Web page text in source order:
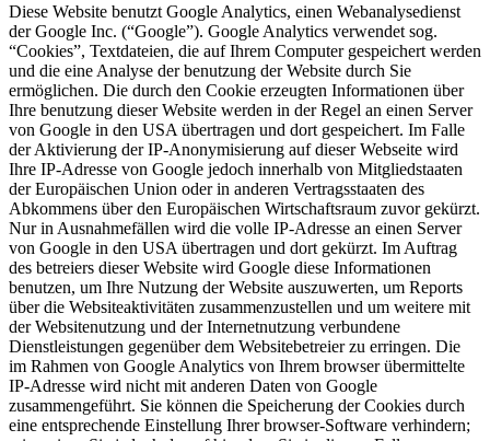
Diese Website benutzt Google Analytics, einen Webanalysedienst
der Google Inc. (“Google”). Google Analytics verwendet sog.
“Cookies”, Textdateien, die auf Ihrem Computer gespeichert werden
und die eine Analyse der benutzung der Website durch Sie
ermöglichen. Die durch den Cookie erzeugten Informationen über
Ihre benutzung dieser Website werden in der Regel an einen Server
von Google in den USA übertragen und dort gespeichert. Im Falle
der Aktivierung der IP-Anonymisierung auf dieser Webseite wird
Ihre IP-Adresse von Google jedoch innerhalb von Mitgliedstaaten
der Europäischen Union oder in anderen Vertragsstaaten des
Abkommens über den Europäischen Wirtschaftsraum zuvor gekürzt.
Nur in Ausnahmefällen wird die volle IP-Adresse an einen Server
von Google in den USA übertragen und dort gekürzt. Im Auftrag
des betreiers dieser Website wird Google diese Informationen
benutzen, um Ihre Nutzung der Website auszuwerten, um Reports
über die Websiteaktivitäten zusammenzustellen und um weitere mit
der Websitenutzung und der Internetnutzung verbundene
Dienstleistungen gegenüber dem Websitebetreier zu erringen. Die
im Rahmen von Google Analytics von Ihrem browser übermittelte
IP-Adresse wird nicht mit anderen Daten von Google
zusammengeführt. Sie können die Speicherung der Cookies durch
eine entsprechende Einstellung Ihrer browser-Software verhindern;